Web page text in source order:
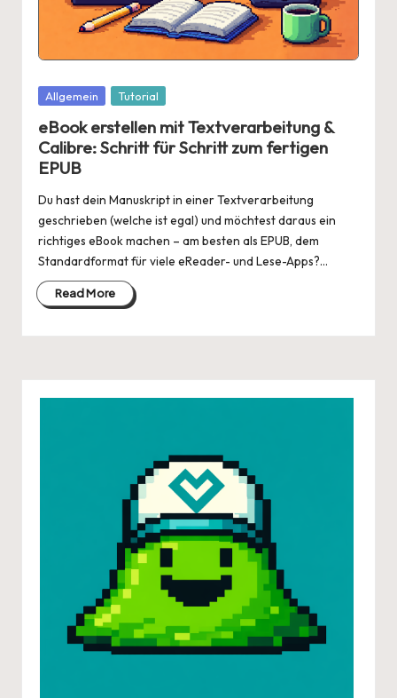
Posted
Allgemein Tutorial
eBook erstellen mit Textverarbeitung &
Calibre: Schritt für Schritt zum fertigen
EPUB
Du hast dein Manuskript in einer Textverarbeitung
geschrieben (welche ist egal) und möchtest daraus ein
richtiges eBook machen – am besten als EPUB, dem
Standardformat für viele eReader- und Lese-Apps?…
Read More